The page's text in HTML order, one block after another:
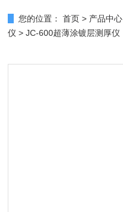
您的位置： 首页 > 产品中心
仪 > JC-600超薄涂镀层测厚仪